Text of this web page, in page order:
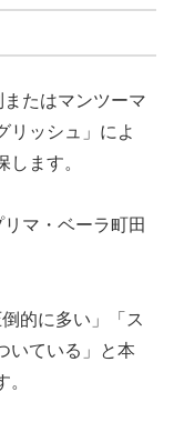
たはマンツーマ
リッシュ」によ
します。
マ・ベーラ町田
的に多い」「ス
いている」と本